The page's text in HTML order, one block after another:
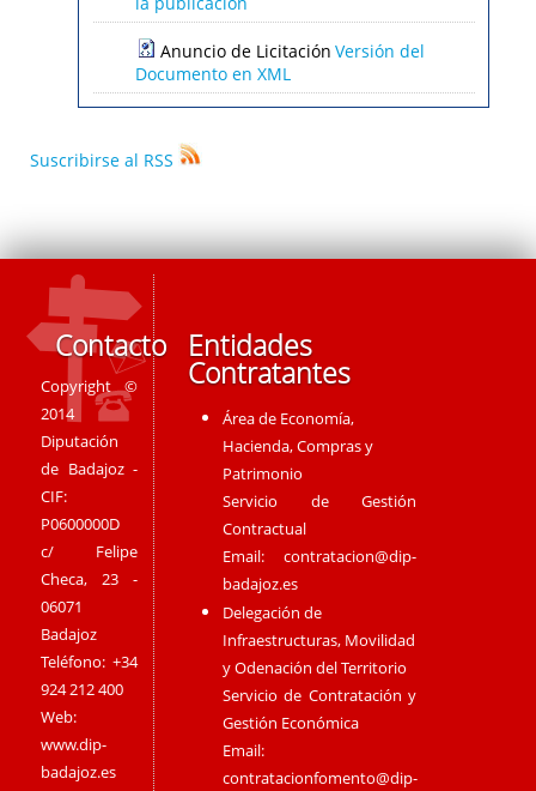
Anuncio de Licitación Versión del
Documento en XML
Suscribirse al RSS
Contacto
Copyright ©
2014
Diputación
de Badajoz -
CIF:
P0600000D
c/ Felipe
Checa, 23 -
06071
Badajoz
Teléfono: +34
924 212 400
Web:
www.dip-
badajoz.es
Entidades
Contratantes
Área de Economía,
Hacienda, Compras y
Patrimonio
Servicio de Gestión
Contractual
Email:contratacion@dip-
badajoz.es
Delegación de
Infraestructuras, Movilidad
y Odenación del Territorio
Servicio de Contratación y
Gestión Económica
Email:
contratacionfomento@dip-